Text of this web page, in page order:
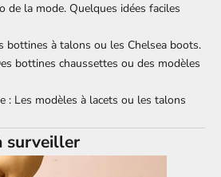
de la mode. Quelques idées faciles
bottines à talons ou les Chelsea boots.
bottines chaussettes ou des modèles
: Les modèles à lacets ou les talons
surveiller